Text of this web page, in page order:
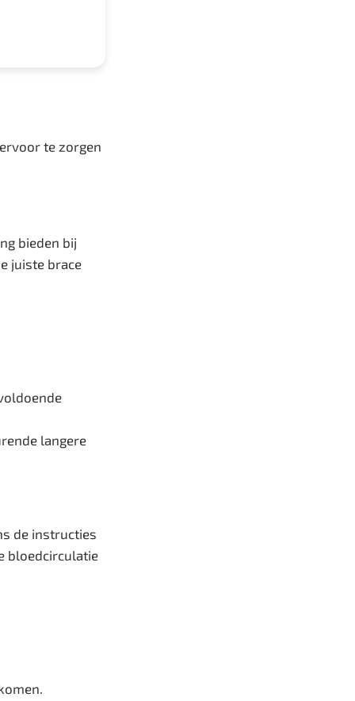
te zorgen
bieden bij
juiste brace
langere
de instructies
bloedcirculatie